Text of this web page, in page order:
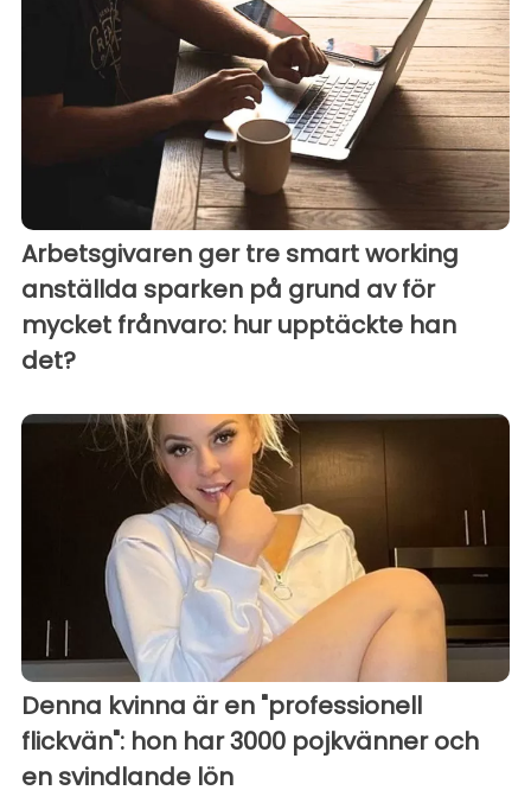
Arbetsgivaren ger tre smart working
anställda sparken på grund av för
mycket frånvaro: hur upptäckte han
det?
Denna kvinna är en "professionell
flickvän": hon har 3000 pojkvänner och
en svindlande lön